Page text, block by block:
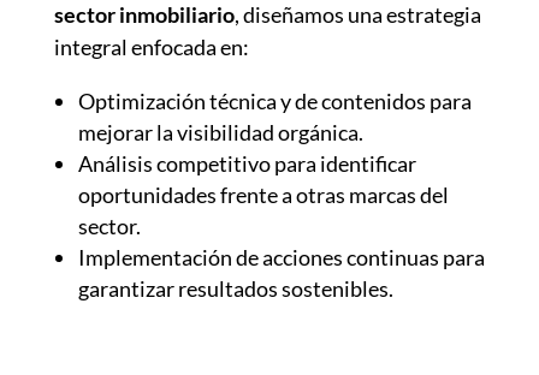
sector inmobiliario, diseñamos una estrategia
integral enfocada en:
Optimización técnica y de contenidos para
mejorar la visibilidad orgánica.
Análisis competitivo para identificar
oportunidades frente a otras marcas del
sector.
Implementación de acciones continuas para
garantizar resultados sostenibles.